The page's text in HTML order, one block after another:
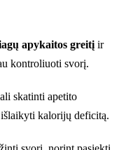
apykaitos greitįir
kontroliuoti svorį.
skatinti apetito
kalorijų deficitą.